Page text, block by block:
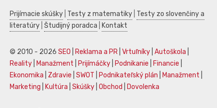
Prijímacie skúšky Testy z matematiky Testy zo slovenčiny a
literatúry Študijný poradca Kontakt
© 2010 - 2026 SEO Reklama a PR Vrtuľníky Autoškola
Reality
Manažment Prijímáčky Podnikanie Financie
Ekonomika
Zdravie SWOT Podnikateľský plán Manažment
Marketing
Kultúra Skúšky Obchod Dovolenka